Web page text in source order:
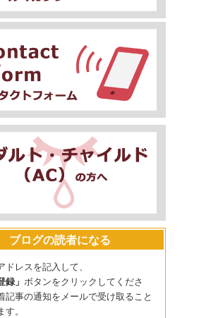
ブログの読者になる
ドレスを記入して、
録」 ボタンをクリックしてくださ
記事の通知をメールで受け取ること
す。